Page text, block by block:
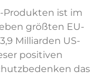
Produkten ist im
größten EU-
Milliarden US-
positiven
das